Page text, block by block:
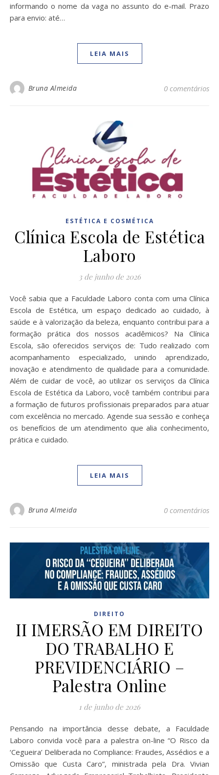
informando o nome da vaga no assunto do e-mail. Prazo
para envio: até…
LEIA MAIS
Bruna Almeida 0 comentários
ESTÉTICA E COSMÉTICA
Clínica Escola de Estética
Laboro
3 de junho de 2026
Você sabia que a Faculdade Laboro conta com uma Clínica
Escola de Estética, um espaço dedicado ao cuidado, à
saúde e à valorização da beleza, enquanto contribui para a
formação prática dos nossos acadêmicos? Na Clínica
Escola, são oferecidos serviços de: Tudo realizado com
acompanhamento especializado, unindo aprendizado,
inovação e atendimento de qualidade para a comunidade.
Além de cuidar de você, ao utilizar os serviços da Clínica
Escola de Estética da Laboro, você também contribui para
a formação de futuros profissionais preparados para atuar
com excelência no mercado. Agende sua sessão e conheça
os benefícios de um atendimento que alia conhecimento,
prática e cuidado.
LEIA MAIS
Bruna Almeida 0 comentários
DIREITO
II IMERSÃO EM DIREITO
DO TRABALHO E
PREVIDENCIÁRIO –
Palestra Online
1 de junho de 2026
Pensando na importância desse debate, a Faculdade
Laboro convida você para a palestra on-line “O Risco da
‘Cegueira’ Deliberada no Compliance: Fraudes, Assédios e a
Omissão que Custa Caro”, ministrada pela Dra. Vivian